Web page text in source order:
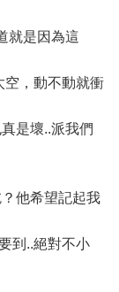
就是因為這
空，動不動就衝
是壞..派我們
他希望記起我
到..絕對不小